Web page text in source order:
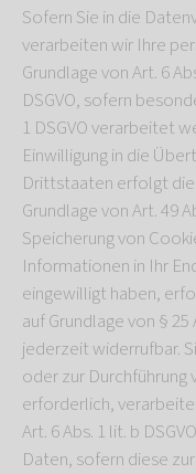
Sofern Sie in die
verarbeiten wir Ihre
Grundlage von Art. 6
DSGVO, sofern
1 DSGVO verarbeitet
Einwilligung in die
Drittstaaten erfolgt
Grundlage von Art. 49
Speicherung von
Informationen in Ihr
eingewilligt haben,
auf Grundlage von §
jederzeit widerrufbar.
oder zur
erforderlich,
Art. 6 Abs. 1 lit. b
Daten, sofern diese